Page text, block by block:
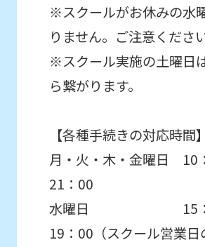
※スクールがお休みの水
りません。ご注意ください
※スクール実施の土曜日
ら繋がります。
【各種手続きの対応時間】
月・火・木・金曜日 10
21：00
水曜日 15：
19：00（スクール営業日